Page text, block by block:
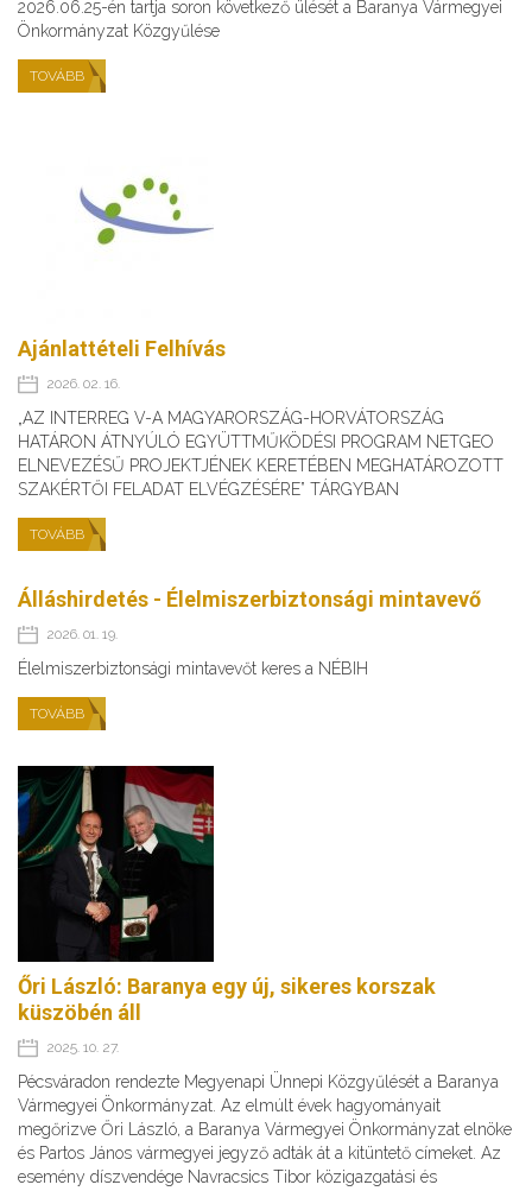
2026.06.25-én tartja soron következő ülését a Baranya Vármegyei
Önkormányzat Közgyűlése
TOVÁBB
Ajánlattételi Felhívás
2026. 02. 16.
„AZ INTERREG V-A MAGYARORSZÁG-HORVÁTORSZÁG
HATÁRON ÁTNYÚLÓ EGYÜTTMŰKÖDÉSI PROGRAM NETGEO
ELNEVEZÉSŰ PROJEKTJÉNEK KERETÉBEN MEGHATÁROZOTT
SZAKÉRTŐI FELADAT ELVÉGZÉSÉRE” TÁRGYBAN
TOVÁBB
Álláshirdetés - Élelmiszerbiztonsági mintavevő
2026. 01. 19.
Élelmiszerbiztonsági mintavevőt keres a NÉBIH
TOVÁBB
Őri László: Baranya egy új, sikeres korszak
küszöbén áll
2025. 10. 27.
Pécsváradon rendezte Megyenapi Ünnepi Közgyűlését a Baranya
Vármegyei Önkormányzat. Az elmúlt évek hagyományait
megőrizve Őri László, a Baranya Vármegyei Önkormányzat elnöke
és Partos János vármegyei jegyző adták át a kitüntető címeket. Az
esemény díszvendége Navracsics Tibor közigazgatási és